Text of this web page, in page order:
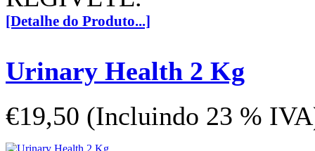
[Detalhe do Produto...]
Urinary Health 2 Kg
€19,50 (Incluindo 23 %